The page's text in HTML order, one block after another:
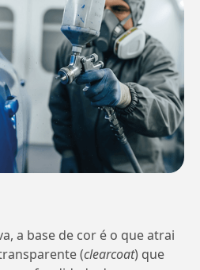
a base de cor é o que atrai
(clearcoat) que